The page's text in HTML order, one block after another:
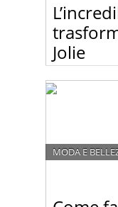
Jolie
belle e sexy
madre natura
MODA E